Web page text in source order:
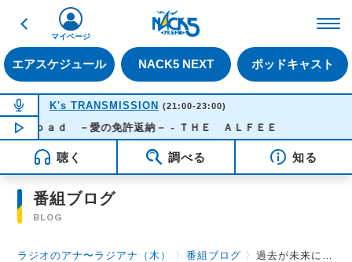
戻る
エアスケジュール NACK5 NEXT ポッドキャスト
マイページ
NOW ON AIR
K's TRANSMISSION (21:00-23:00)
NOW PLAYING21:30
ｒｏａｄ －愛の免許返納－ - ＴＨＥ ＡＬＦＥＥ
聴く 調べる 知る
番組ブログ
BLOG
ラジオのアナ〜ラジアナ（木） 〉番組ブログ 〉過去が未来に追いつく時